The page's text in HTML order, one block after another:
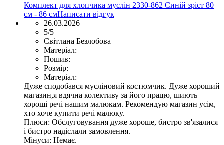
Комплект для хлопчика муслін 2330-862 Синій зріст 80
см - 86 смНаписати відгук
26.03.2026
5/5
Світлана Безлобова
Матеріал:
Пошив:
Розмір:
Матеріал:
Дуже сподобався мусліновий костюмчик. Дуже хороший
магазин,я вдячна колективу за його працю, шиють
хороші речі нашим малюкам. Рекомендую магазин усім,
хто хоче купити речі малюку.
Плюси: Обслуговування дуже хороше, бистро зв'язалися
і бистро надіслали замовлення.
Мінуси: Немає.